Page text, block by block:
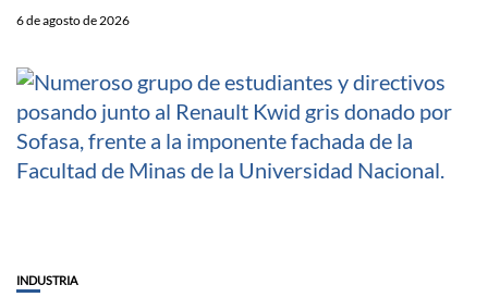
6 de agosto de 2026
INDUSTRIA